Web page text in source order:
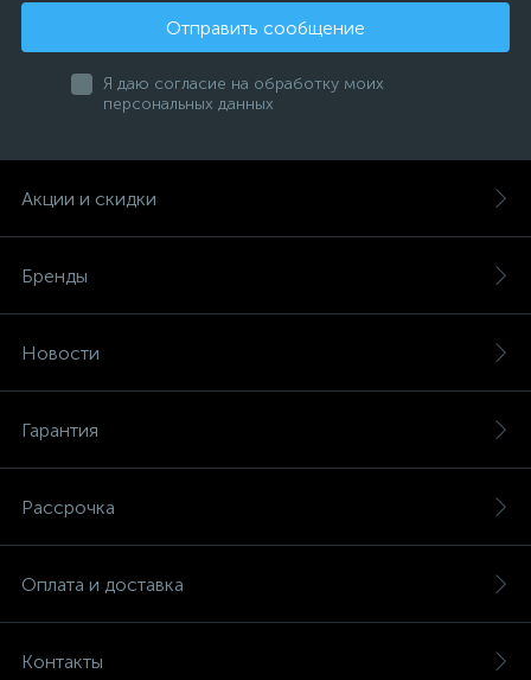
Отправить сообщение
Я даю согласие на обработку моих
персональных данных
Акции и скидки
Бренды
Новости
Гарантия
Рассрочка
Оплата и доставка
Контакты